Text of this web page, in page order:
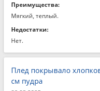
Преимущества:
Мягкий, теплый.
Недостатки:
Нет.
Плед покрывало
см пудра